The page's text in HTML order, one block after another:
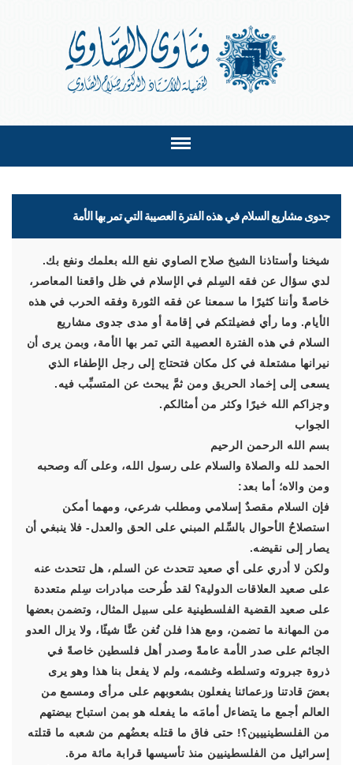
جدوى مشاريع السلام في هذه الفترة العصيبة التي تمر بها الأمة
شيخنا وأستاذنا الشيخ صلاح الصاوي نفع الله بعلمك ونفع بك.
لدي سؤال عن فقه السِلم في الإسلام في ظل واقعنا المعاصر،
خاصةً وأننا كثيرًا ما سمعنا عن فقه الثورة وفقه الحرب في هذه
الأيام. وما رأي فضيلتكم في إقامة أو مدى جدوى مشاريع
السلام في هذه الفترة العصيبة التي تمر بها الأمة، وبمن يرى أن
نيرانها مشتعلة في كل مكان فتحتاج إلى رجل الإطفاء الذي
يسعى إلى إخماد الحريق ومن ثمَّ يبحث عن المتسبِّب فيه.
وجزاكم الله خيرًا وكثر من أمثالكم.
الجواب
بسم الله الرحمن الرحيم
الحمد لله والصلاة والسلام على رسول الله، وعلى آله وصحبه
ومن والاه؛ أما بعد:
فإن السلام مقصدٌ إسلامي ومطلب شرعي، ومهما أمكن
استصلاحُ الأحوال بالسِّلم المبني على الحق والعدل- فلا ينبغي أن
يصار إلى نقيضه.
ولكن لا أدري على أي صعيد تتحدث عن السلم، هل تتحدث عنه
على صعيد العلاقات الدولية؟ لقد طُرحت مبادرات سِلم متعددة
على صعيد القضية الفلسطينية على سبيل المثال، وتضمن بعضها
من المهانة ما تضمن، ومع هذا فلن تُغن عنَّا شيئًا، ولا يزال العدو
الجاثم على صدر الأمة عامةً وصدر أهل فلسطين خاصةً في
ذروة جبروته وتسلطه وغشمه، ولم لا يفعل بنا هذا وهو يرى
بعضَ قادتنا وزعمائنا يفعلون بشعوبهم على مرأى ومسمع من
العالم أجمع ما يتضاءل أمامَه ما يفعله هو بمن استباح بيضتهم
من الفلسطينييين؟! حتى فاق ما قتله بعضُهم من شعبه ما قتلته
إسرائيل من الفلسطينيين منذ تأسيسها قرابة مائة مرة.